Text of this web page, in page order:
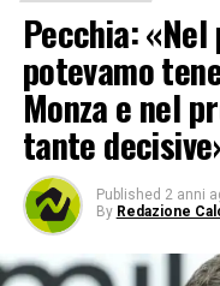
Pecchia:
potevamo
Monza e nel
tante
Published 2 anni
By Redazione